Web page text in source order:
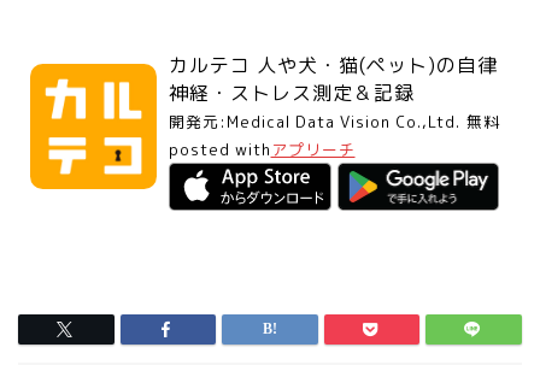
カルテコ 人や犬・猫(ペット)の自律
神経・ストレス測定＆記録
開発元: Medical Data Vision Co.,Ltd. 無料
posted with アプリーチ